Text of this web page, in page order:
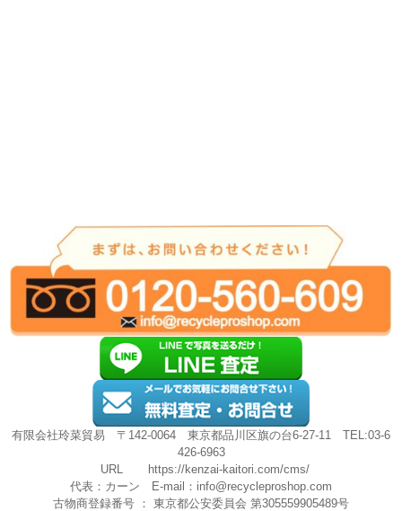
有限会社玲菜貿易 〒142-0064 東京都品川区旗の台6-27-11 TEL:03-6
426-6963
URL https://kenzai-kaitori.com/cms/
代表：カーン E-mail： info@recycleproshop.com
古物商登録番号 ： 東京都公安委員会 第305559905489号